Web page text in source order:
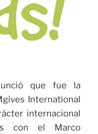
que fue la
International
internacional
con el Marco